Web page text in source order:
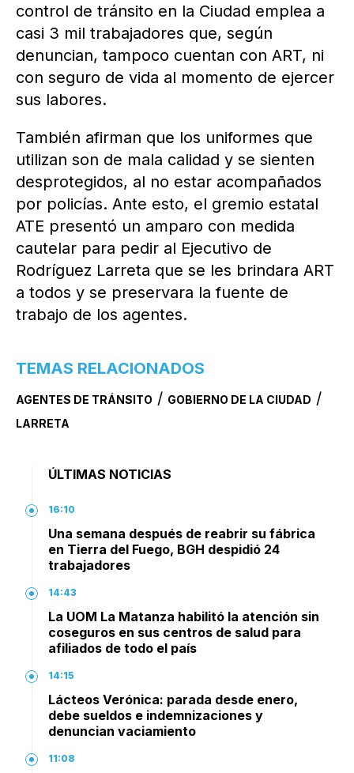
control de tránsito en la Ciudad emplea a
casi 3 mil trabajadores que, según
denuncian, tampoco cuentan con ART, ni
con seguro de vida al momento de ejercer
sus labores.
También afirman que los uniformes que
utilizan son de mala calidad y se sienten
desprotegidos, al no estar acompañados
por policías. Ante esto, el gremio estatal
ATE presentó un amparo con medida
cautelar para pedir al Ejecutivo de
Rodríguez Larreta que se les brindara ART
a todos y se preservara la fuente de
trabajo de los agentes.
TEMAS RELACIONADOS
AGENTES DE TRÁNSITO / GOBIERNO DE LA CIUDAD /
LARRETA
ÚLTIMAS NOTICIAS
16:10
Una semana después de reabrir su fábrica
en Tierra del Fuego, BGH despidió 24
trabajadores
14:43
La UOM La Matanza habilitó la atención sin
coseguros en sus centros de salud para
afiliados de todo el país
14:15
Lácteos Verónica: parada desde enero,
debe sueldos e indemnizaciones y
denuncian vaciamiento
11:08